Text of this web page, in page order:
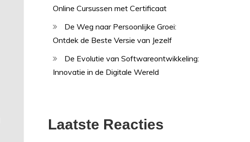
Online Cursussen met Certificaat
De Weg naar Persoonlijke Groei:
Ontdek de Beste Versie van Jezelf
De Evolutie van Softwareontwikkeling:
Innovatie in de Digitale Wereld
Laatste Reacties